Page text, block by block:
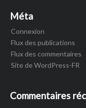
Méta
Connexion
Flux des publications
Flux des commentaires
Site de WordPress-FR
Commentaires